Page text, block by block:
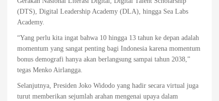
(DTS), Digital Leadership Academy (DLA), hingga Sea Labs
Academy.
“Yang perlu kita ingat bahwa 10 hingga 13 tahun ke depan adalah
momentum yang sangat penting bagi Indonesia karena momentum
bonus demografi hanya akan berlangsung sampai tahun 2038,”
tegas Menko Airlangga.
Selanjutnya, Presiden Joko Widodo yang hadir secara virtual juga
turut memberikan sejumlah arahan mengenai upaya dalam